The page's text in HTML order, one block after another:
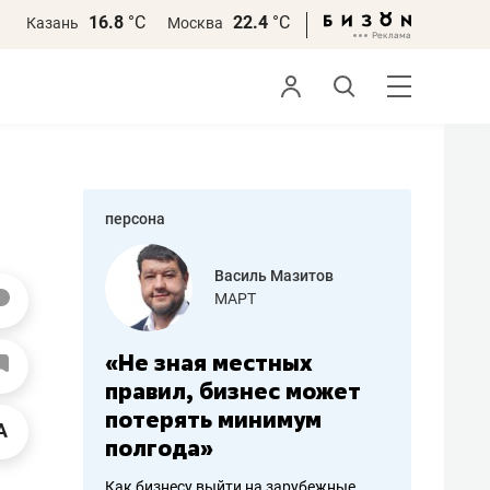
Казань 16.8 °С Москва 22.4 °С
персона
работа
Василь Мазитов
МАРТ
«Не зная местных
правил, бизнес может
потерять минимум
полгода»